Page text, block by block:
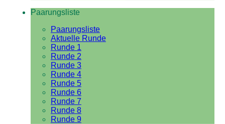
Paarungsliste
Paarungsliste
Aktuelle Runde
Runde 1
Runde 2
Runde 3
Runde 4
Runde 5
Runde 6
Runde 7
Runde 8
Runde 9